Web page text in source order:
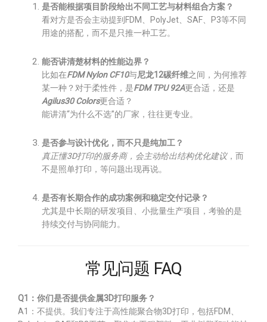
是否能根据项目阶段给出不同工艺与材料组合方案？
看对方是否会主动提到FDM、PolyJet、SAF、P3等不同
用途的搭配，而不是只推一种工艺。
能否讲清楚材料的性能边界？
比如在FDM Nylon CF10与尼龙12碳纤维之间，为何推荐
某一种？对于柔性件，是FDM TPU 92A更合适，还是
Agilus30 Colors更合适？
能讲清“为什么不选”的厂家，往往更专业。
是否参与设计优化，而不只是纯加工？
真正懂3D打印的服务商，会主动给出结构优化建议，而
不是照单打印，等问题出现再说。
是否有长期合作的成功案例和稳定交付记录？
尤其是中长期的研发项目、小批量生产项目，考验的是
持续交付与协同能力。
常见问题 FAQ
Q1：你们是否提供金属3D打印服务？
A1：不提供。我们专注于高性能聚合物3D打印，包括FDM、